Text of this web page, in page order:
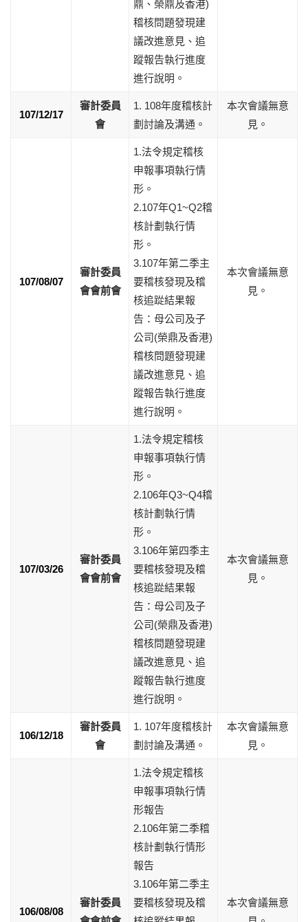
鼎、榮鼎及香港)
稽核問題發現建
議改進意見、追
蹤報告執行進度
進行說明。
107/12/17
審計委員
會
1. 108年度稽核計
劃討論及溝通。
本次會議無意
見。
107/08/07
審計委員
會會前會
1.法令規定稽核
申報事項執行情
形。
2.107年Q1~Q2稽
核計劃執行情
形。
3.107年第二季主
要稽核發現及稽
核追踨結果報
告：母公司及子
公司(榮鼎及香港)
稽核問題發現建
議改進意見、追
蹤報告執行進度
進行說明。
本次會議無意
見。
107/03/26
審計委員
會會前會
1.法令規定稽核
申報事項執行情
形。
2.106年Q3~Q4稽
核計劃執行情
形。
3.106年第四季主
要稽核發現及稽
核追踨結果報
告：母公司及子
公司(榮鼎及香港)
稽核問題發現建
議改進意見、追
蹤報告執行進度
進行說明。
本次會議無意
見。
106/12/18
審計委員
會
1. 107年度稽核計
劃討論及溝通。
本次會議無意
見。
106/08/08
審計委員
1.法令規定稽核
申報事項執行情
形報告
2.106年第二季稽
核計劃執行情形
報告
3.106年第二季主
要稽核發現及稽
本次會議無意